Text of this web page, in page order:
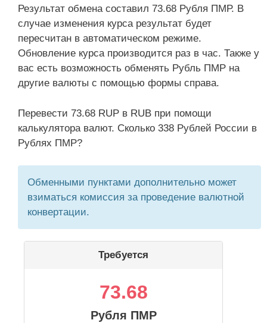
Результат обмена составил 73.68 Рубля ПМР. В
случае изменения курса результат будет
пересчитан в автоматическом режиме.
Обновление курса производится раз в час. Также у
вас есть возможность обменять Рубль ПМР на
другие валюты с помощью формы справа.
Перевести 73.68 RUP в RUB при помощи
калькулятора валют. Сколько 338 Рублей России в
Рублях ПМР?
Обменными пунктами дополнительно может
взиматься комиссия за проведение валютной
конвертации.
Требуется
73.68
Рубля ПМР